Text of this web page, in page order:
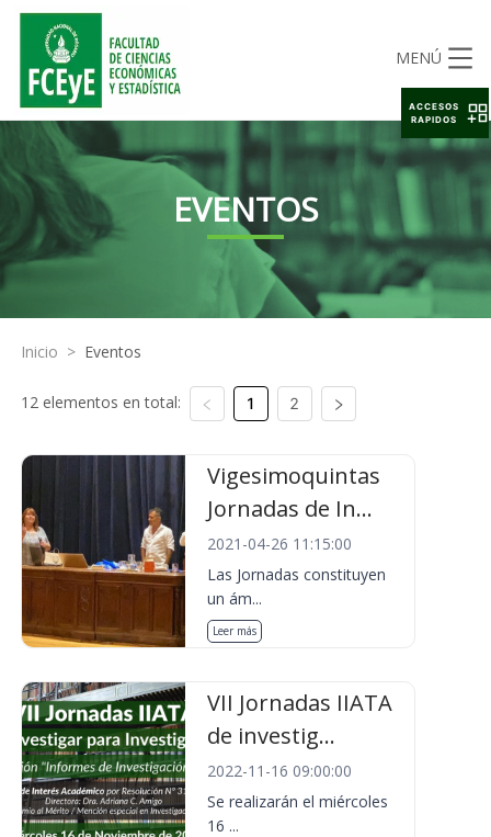
MENÚ
EVENTOS
Inicio > Eventos
12 elementos en total: 1 2
Vigesimoquintas
Jornadas de In...
2021-04-26 11:15:00
Las Jornadas constituyen
un ám...
Leer más
VII Jornadas IIATA
de investig...
2022-11-16 09:00:00
Se realizarán el miércoles
16 ...
ACCESOS
RAPIDOS